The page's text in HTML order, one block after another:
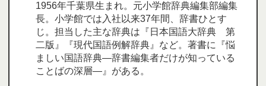
1956年千葉県生まれ。元小学館辞典編集部編集
長。小学館では入社以来37年間、辞書ひとす
じ。担当した主な辞典は『日本国語大辞典 第
二版』『現代国語例解辞典』など。著書に『悩
ましい国語辞典―辞書編集者だけが知っている
ことばの深層―』がある。